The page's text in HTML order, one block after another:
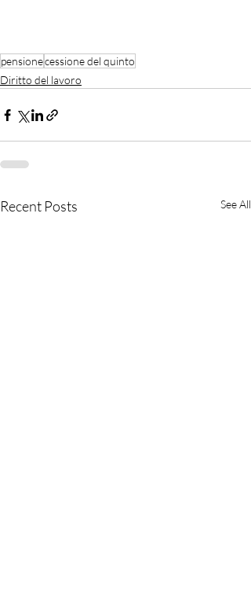
pensionecessione del quinto
Diritto del lavoro
Recent Posts See All